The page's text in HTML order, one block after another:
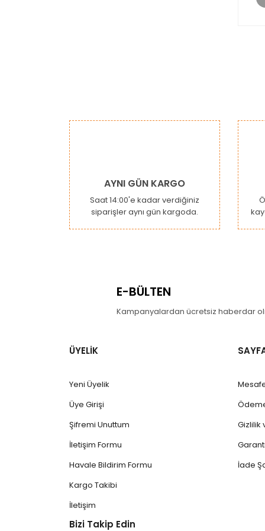
AYNI GÜN KARGO
Saat 14:00'e kadar verdiğiniz
siparişler aynı gün kargoda.
E-BÜLTEN
Kampanyalardan ücretsiz haberdar
ÜYELİK
Yeni Üyelik
Üye Girişi
Şifremi Unuttum
İletişim Formu
Havale Bildirim Formu
Kargo Takibi
İletişim
Gizlilik
İade
Bizi Takip Edin